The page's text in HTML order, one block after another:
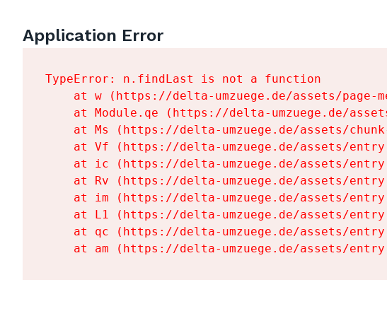
Application Error
TypeError: n.findLast is not a function
at w (https://delta-umzuege.de/assets/page-
at Module.qe (https://delta-umzuege.de/
at Ms (https://delta-umzuege.de/assets/
at Vf (https://delta-umzuege.de/assets/
at ic (https://delta-umzuege.de/assets/
at Rv (https://delta-umzuege.de/assets/
at im (https://delta-umzuege.de/assets/
at L1 (https://delta-umzuege.de/assets/
at qc (https://delta-umzuege.de/assets/
at am (https://delta-umzuege.de/assets/